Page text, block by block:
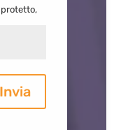
protetto,
Invia